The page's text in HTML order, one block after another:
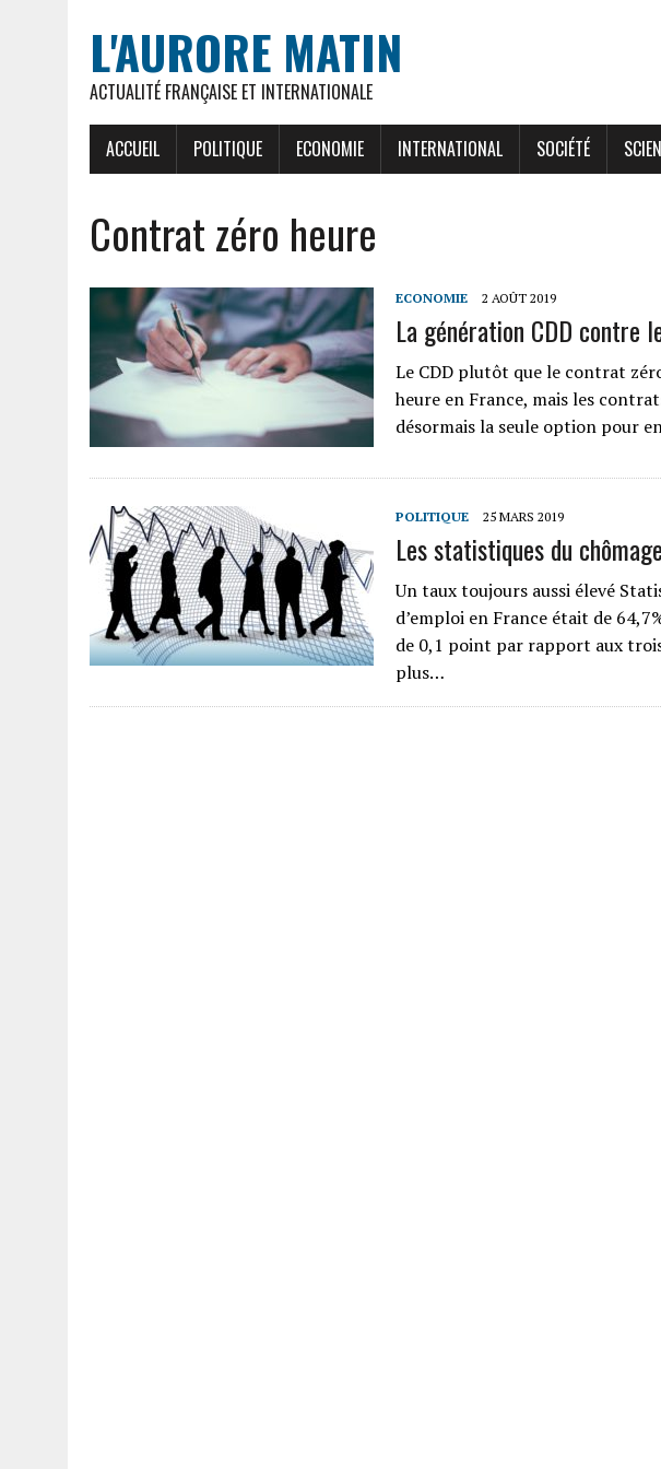
L'AURORE MATIN
ACTUALITÉ FRANÇAISE ET INTERNATIONALE
ACCUEIL POLITIQUE ECONOMIE INTERNATIONAL SOCIÉTÉ
Contrat zéro heure
ECONOMIE 2 AOÛT 2019
La génération CDD contre
Le CDD plutôt que le contrat
heure en France, mais les
désormais la seule option pour
POLITIQUE 25 MARS 2019
Les statistiques du
Un taux toujours aussi élevé
d’emploi en France était de
de 0,1 point par rapport aux
plus…